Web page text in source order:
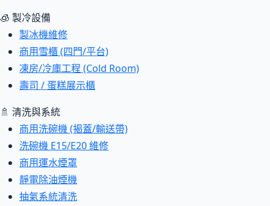
🧊 製冷設備
製冰機維修
商用雪櫃 (四門/平台)
凍房/冷庫工程 (Cold Room)
壽司 / 蛋糕展示櫃
🚿 清洗與系統
商用洗碗機 (揭蓋/輸送帶)
洗碗機 E15/E20 維修
商用運水煙罩
靜電除油煙機
抽氣系統清洗